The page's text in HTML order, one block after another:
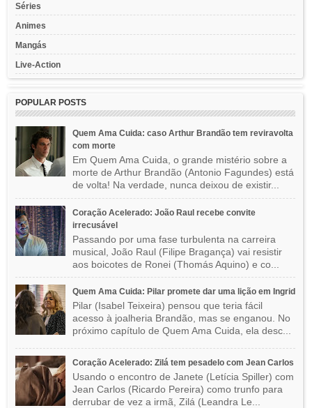
Séries
Animes
Mangás
Live-Action
POPULAR POSTS
Quem Ama Cuida: caso Arthur Brandão tem reviravolta
com morte
Em Quem Ama Cuida, o grande mistério sobre a
morte de Arthur Brandão (Antonio Fagundes) está
de volta! Na verdade, nunca deixou de existir...
Coração Acelerado: João Raul recebe convite
irrecusável
Passando por uma fase turbulenta na carreira
musical, João Raul (Filipe Bragança) vai resistir
aos boicotes de Ronei (Thomás Aquino) e co...
Quem Ama Cuida: Pilar promete dar uma lição em Ingrid
Pilar (Isabel Teixeira) pensou que teria fácil
acesso à joalheria Brandão, mas se enganou. No
próximo capítulo de Quem Ama Cuida, ela desc...
Coração Acelerado: Zilá tem pesadelo com Jean Carlos
Usando o encontro de Janete (Letícia Spiller) com
Jean Carlos (Ricardo Pereira) como trunfo para
derrubar de vez a irmã, Zilá (Leandra Le...